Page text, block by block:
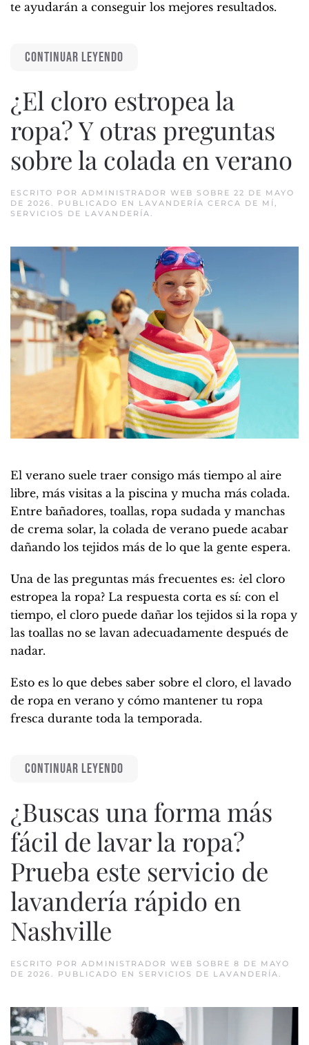
te ayudarán a conseguir los mejores resultados.
CONTINUAR LEYENDO
¿El cloro estropea la
ropa? Y otras preguntas
sobre la colada en verano
ESCRITO POR ADMINISTRADOR WEB SOBRE 22 DE MAYO
DE 2026
. PUBLICADO EN LAVANDERÍA CERCA DE MÍ
SERVICIOS DE LAVANDERÍA
El verano suele traer consigo más tiempo al aire
libre, más visitas a la piscina y mucha más colada.
Entre bañadores, toallas, ropa sudada y manchas
de crema solar, la colada de verano puede acabar
dañando los tejidos más de lo que la gente espera.
Una de las preguntas más frecuentes es: ¿el cloro
estropea la ropa? La respuesta corta es sí: con el
tiempo, el cloro puede dañar los tejidos si la ropa y
las toallas no se lavan adecuadamente después de
nadar.
Esto es lo que debes saber sobre el cloro, el lavado
de ropa en verano y cómo mantener tu ropa
fresca durante toda la temporada.
CONTINUAR LEYENDO
¿Buscas una forma más
fácil de lavar la ropa?
Prueba este servicio de
lavandería rápido en
Nashville
ESCRITO POR ADMINISTRADOR WEB SOBRE 8 DE MAYO
DE 2026. PUBLICADO EN SERVICIOS DE LAVANDERÍA.